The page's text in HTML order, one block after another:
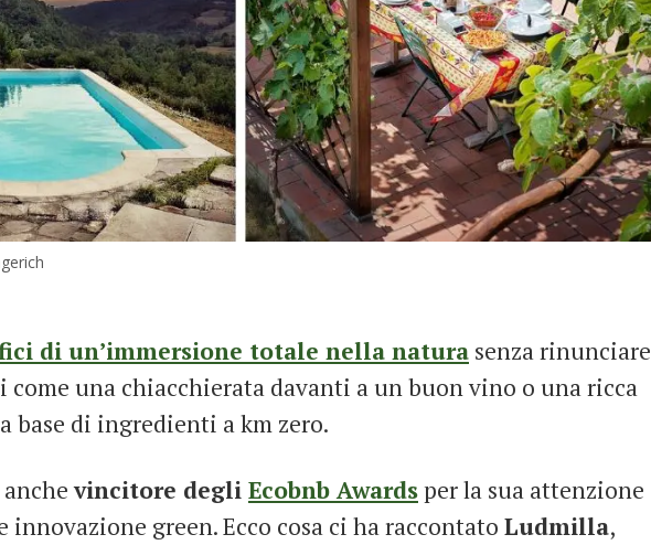
di un’immersione totale nella natura senza rinunciare
come una chiacchierata davanti a un buon vino o una ricca
a base di ingredienti a km zero.
anchevincitore degli Ecobnb Awardsper la sua attenzione
green. Ecco cosa ci ha raccontato Ludmilla,